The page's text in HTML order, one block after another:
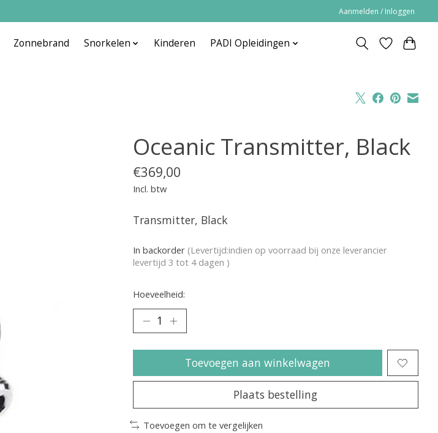
Aanmelden / Inloggen
Zonnebrand Snorkelen Kinderen PADI Opleidingen
Oceanic Transmitter, Black
€369,00
Incl. btw
Transmitter, Black
In backorder (Levertijd:indien op voorraad bij onze leverancier
levertijd 3 tot 4 dagen )
Hoeveelheid:
Toevoegen aan winkelwagen
Plaats bestelling
Toevoegen om te vergelijken